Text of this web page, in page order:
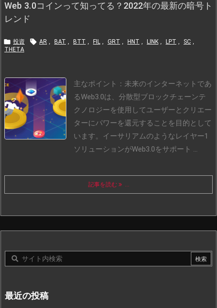
Web 3.0コインって知ってる？2022年の最新の暗号ト
レンド
 投資  AR , BAT , BTT , FIL , GRT , HNT , LINK , LPT , SC ,
THETA
主なポイント：未来のインターネットであ
るWeb3.0は、分散型ブロックチェーンテ
クノロジーを使用してユーザーとクリエー
ターにパワーを還元することを目的として
います。
イーサリアムのようなレイヤー1
ソリューションがWeb3.0をサポート ...
記事を読む ...
最近の投稿